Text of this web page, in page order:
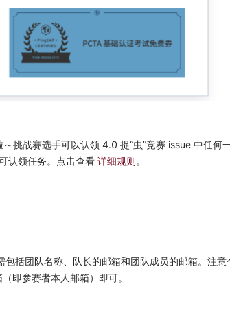
挑战赛选手可以认领 4.0 捉“虫”竞赛 issue 中任何
认领任务。点击查看 详细规则。
括团队名称、队长的邮箱和团队成员的邮箱。注意
即参赛者本人邮箱）即可。